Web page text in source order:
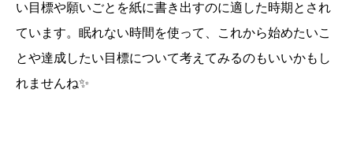
い目標や願いごとを紙に書き出すのに適した時期とされ
ています。眠れない時間を使って、これから始めたいこ
とや達成したい目標について考えてみるのもいいかもし
れませんね✨